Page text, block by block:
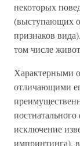
некоторых
(выступающих
признаков
том числе
Характерными
отличающими
исключение
импринтинга),